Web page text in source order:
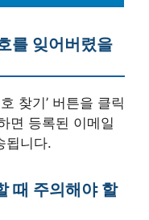
를 잊어버렸을
찾기’ 버튼을 클릭
면 등록된 이메일
됩니다.
때 주의해야 할